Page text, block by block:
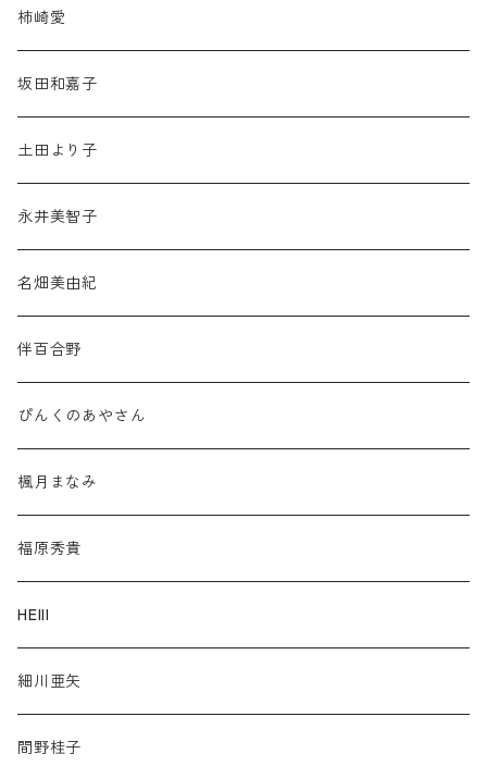
柿崎愛
坂田和嘉子
土田より子
永井美智子
名畑美由紀
伴百合野
ぴんくのあやさん
楓月まなみ
福原秀貴
HElll
細川亜矢
間野桂子